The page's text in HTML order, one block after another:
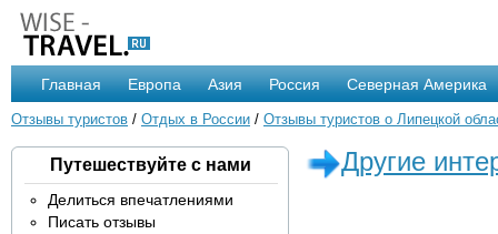
Главная Европа Азия Россия Северная Америка
Отзывы туристов / Отдых в России / Отзывы туристов о Липецкой
Путешествуйте с нами
Делиться впечатлениями
Писать отзывы
Другие